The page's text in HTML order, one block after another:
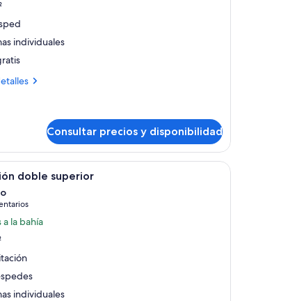
individuales
Consultar precios y disponibilidad
Habitación de hotel con cama, ducha de
doble superior
a la bahía
individuales